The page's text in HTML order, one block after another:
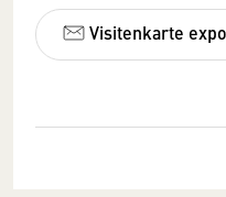
Visitenkarte